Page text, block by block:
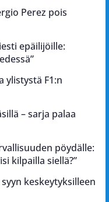
Perez pois
epäilijöille:
ylistystä F1:n
– sarja palaa
pöydälle:
kilpailla siellä?”
keskeytyksilleen